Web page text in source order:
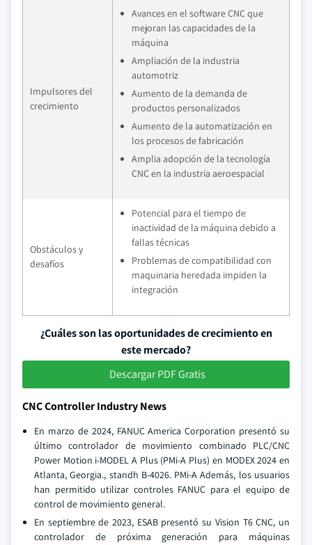
Impulsores del
crecimiento
Avances en el software CNC que
mejoran las capacidades de la
máquina
Ampliación de la industria
automotriz
Aumento de la demanda de
productos personalizados
Aumento de la automatización en
los procesos de fabricación
Amplia adopción de la tecnología
CNC en la industria aeroespacial
Obstáculos y
desafíos
Potencial para el tiempo de
inactividad de la máquina debido a
fallas técnicas
Problemas de compatibilidad con
maquinaria heredada impiden la
integración
¿Cuáles son las oportunidades de crecimiento en
este mercado?
Descargar PDF Gratis
CNC Controller Industry News
En marzo de 2024, FANUC America Corporation presentó su
último controlador de movimiento combinado PLC/CNC
Power Motion i-MODEL A Plus (PMi-A Plus) en MODEX 2024 en
Atlanta, Georgia., standh B-4026. PMi-A Además, los usuarios
han permitido utilizar controles FANUC para el equipo de
control de movimiento general.
En septiembre de 2023, ESAB presentó su Vision T6 CNC, un
controlador de próxima generación para máquinas